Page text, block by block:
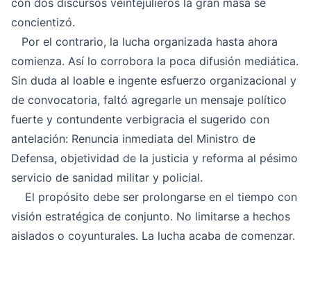
con dos discursos veintejulieros la gran masa se
concientizó.
Por el contrario, la lucha organizada hasta ahora
comienza. Así lo corrobora la poca difusión mediática.
Sin duda al loable e ingente esfuerzo organizacional y
de convocatoria, faltó agregarle un mensaje político
fuerte y contundente verbigracia el sugerido con
antelación: Renuncia inmediata del Ministro de
Defensa, objetividad de la justicia y reforma al pésimo
servicio de sanidad militar y policial.
El propósito debe ser prolongarse en el tiempo con
visión estratégica de conjunto. No limitarse a hechos
aislados o coyunturales. La lucha acaba de comenzar.